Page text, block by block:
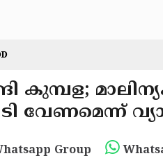
കുമ്പള;
വേണമെന്ന്
Group